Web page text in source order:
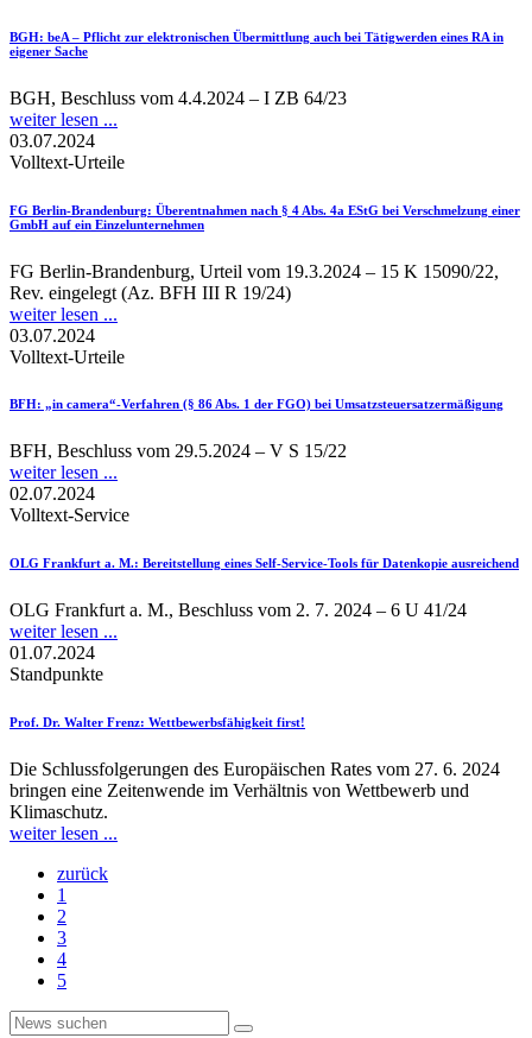
BGH: beA – Pflicht zur elektronischen Übermittlung auch bei Tätigwerden eines RA in
eigener Sache
BGH, Beschluss vom 4.4.2024 – I ZB 64/23
weiter lesen ...
03.07.2024
Volltext-Urteile
FG Berlin-Brandenburg: Überentnahmen nach § 4 Abs. 4a EStG bei Verschmelzung einer
GmbH auf ein Einzelunternehmen
FG Berlin-Brandenburg, Urteil vom 19.3.2024 – 15 K 15090/22,
Rev. eingelegt (Az. BFH III R 19/24)
weiter lesen ...
03.07.2024
Volltext-Urteile
BFH: „in camera“-Verfahren (§ 86 Abs. 1 der FGO) bei Umsatzsteuersatzermäßigung
BFH, Beschluss vom 29.5.2024 – V S 15/22
weiter lesen ...
02.07.2024
Volltext-Service
OLG Frankfurt a. M.: Bereitstellung eines Self-Service-Tools für Datenkopie ausreichend
OLG Frankfurt a. M., Beschluss vom 2. 7. 2024 – 6 U 41/24
weiter lesen ...
01.07.2024
Standpunkte
Prof. Dr. Walter Frenz: Wettbewerbsfähigkeit first!
Die Schlussfolgerungen des Europäischen Rates vom 27. 6. 2024
bringen eine Zeitenwende im Verhältnis von Wettbewerb und
Klimaschutz.
weiter lesen ...
zurück
1
2
3
4
5